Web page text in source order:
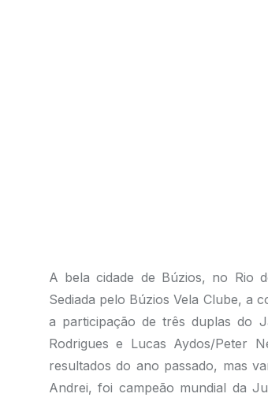
A bela cidade de Búzios, no Rio
Sediada pelo Búzios Vela Clube, a
a participação de três duplas do
Rodrigues e Lucas Aydos/Peter
resultados do ano passado, mas
Andrei, foi campeão mundial da